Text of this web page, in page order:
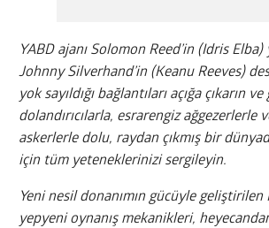
YABD ajanı Solomon Reed’in (Idris Elba)
Johnny Silverhand’in (Keanu Reeves)
yok sayıldığı bağlantıları açığa çıkarın
dolandırıcılarla, esrarengiz ağgezerlerle
askerlerle dolu, raydan çıkmış bir
için tüm yeteneklerinizi sergileyin.
Yeni nesil donanımın gücüyle
yepyeni oynanış mekanikleri,